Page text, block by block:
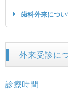
歯科外来につい
外来受診に
診療時間